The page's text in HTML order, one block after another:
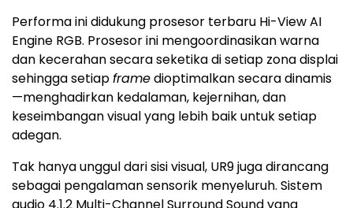
Performa ini didukung prosesor terbaru Hi-View AI
Engine RGB. Prosesor ini mengoordinasikan warna
dan kecerahan secara seketika di setiap zona displai
sehingga setiapframedioptimalkan secara dinamis
—menghadirkan kedalaman, kejernihan, dan
keseimbangan visual yang lebih baik untuk setiap
adegan.
Tak hanya unggul dari sisi visual, UR9 juga dirancang
sebagai pengalaman sensorik menyeluruh. Sistem
audio 4.1.2 Multi-Channel Surround Sound yang